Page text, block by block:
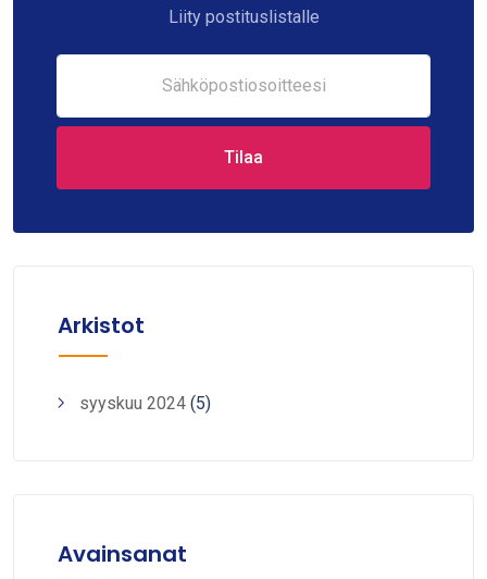
Liity postituslistalle
Arkistot
syyskuu 2024 (5)
Avainsanat